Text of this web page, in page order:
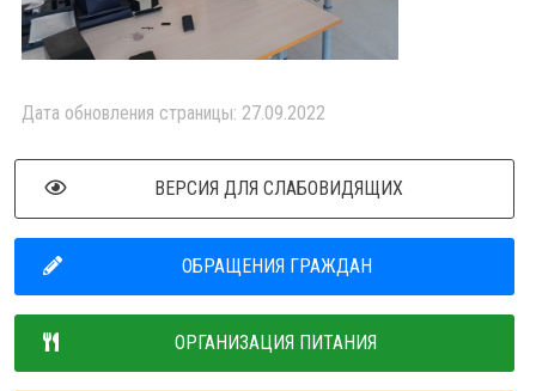
Дата обновления страницы: 27.09.2022
ВЕРСИЯ ДЛЯ СЛАБОВИДЯЩИХ
ОБРАЩЕНИЯ ГРАЖДАН
ОРГАНИЗАЦИЯ ПИТАНИЯ